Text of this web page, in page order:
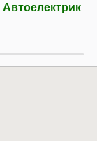
Автоелектрик